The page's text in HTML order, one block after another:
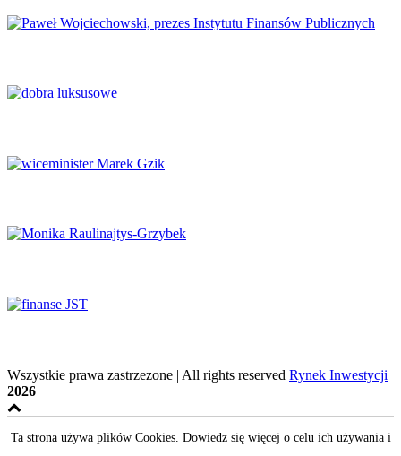
Wszystkie prawa zastrzezone | All rights reserved Rynek Inwestycji
2026
Ta strona używa plików Cookies. Dowiedz się więcej o celu ich używania i